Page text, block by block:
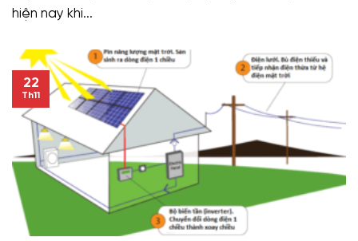
hiện nay khi...
22
Th11